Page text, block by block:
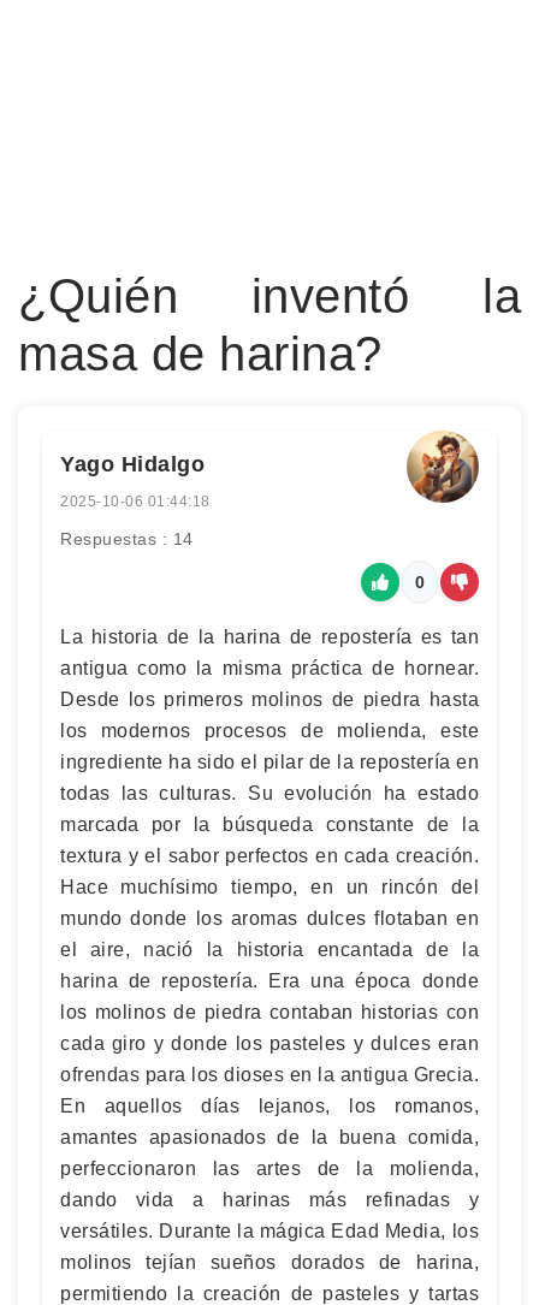
¿Quién inventó la
masa de harina?
Yago Hidalgo
2025-10-06 01:44:18
Respuestas : 14
0
La historia de la harina de repostería es tan
antigua como la misma práctica de hornear.
Desde los primeros molinos de piedra hasta
los modernos procesos de molienda, este
ingrediente ha sido el pilar de la repostería en
todas las culturas. Su evolución ha estado
marcada por la búsqueda constante de la
textura y el sabor perfectos en cada creación.
Hace muchísimo tiempo, en un rincón del
mundo donde los aromas dulces flotaban en
el aire, nació la historia encantada de la
harina de repostería. Era una época donde
los molinos de piedra contaban historias con
cada giro y donde los pasteles y dulces eran
ofrendas para los dioses en la antigua Grecia.
En aquellos días lejanos, los romanos,
amantes apasionados de la buena comida,
perfeccionaron las artes de la molienda,
dando vida a harinas más refinadas y
versátiles. Durante la mágica Edad Media, los
molinos tejían sueños dorados de harina,
permitiendo la creación de pasteles y tartas